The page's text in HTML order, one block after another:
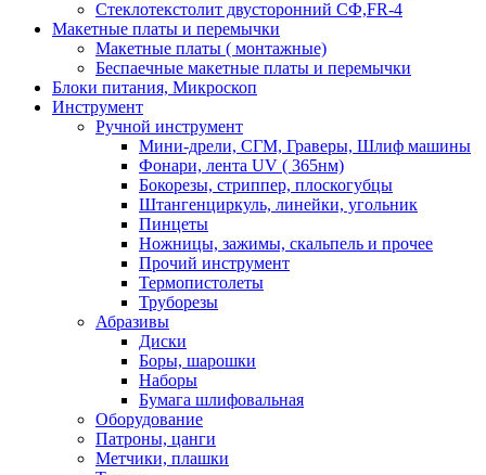
Стеклотекстолит двусторонний СФ,FR-4
Макетные платы и перемычки
Макетные платы ( монтажные)
Беспаечные макетные платы и перемычки
Блоки питания, Микроскоп
Инструмент
Ручной инструмент
Мини-дрели, СГМ, Граверы, Шлиф машины
Фонари, лента UV ( 365нм)
Бокорезы, cтриппер, плоскогубцы
Штангенциркуль, линейки, угольник
Пинцеты
Ножницы, зажимы, скальпель и прочее
Прочий инструмент
Термопистолеты
Труборезы
Абразивы
Диски
Боры, шарошки
Наборы
Бумага шлифовальная
Оборудование
Патроны, цанги
Метчики, плашки